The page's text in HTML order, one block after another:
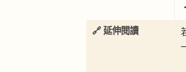
🔗 延伸閱讀